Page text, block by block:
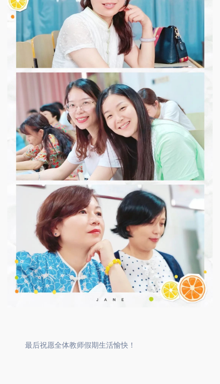
最后祝愿全体教师假期生活愉快！